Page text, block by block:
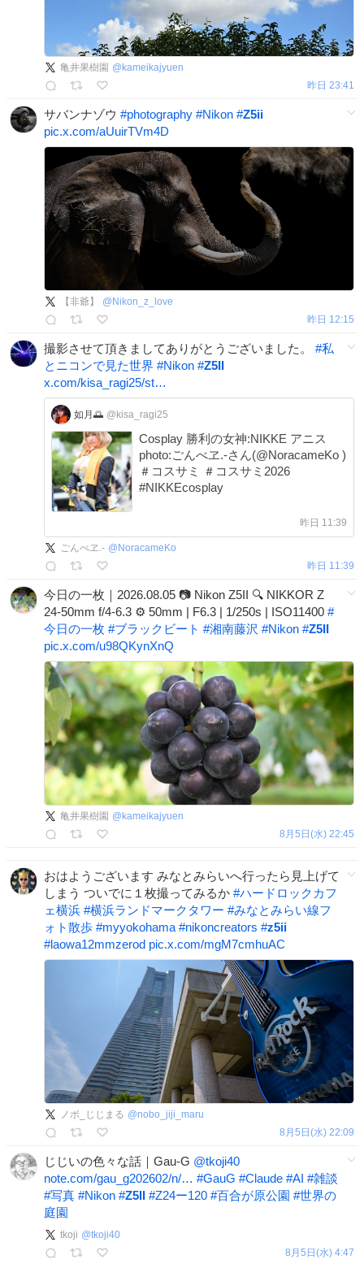
亀井果樹園 @ kameikajyuen
昨日 23:41
サバンナゾウ #photography #Nikon #Z5ii
pic.x.com/aUuirTVm4D
【非爺】 @ Nikon_z_love
昨日 12:15
撮影させて頂きましてありがとうございました。 #私
とニコンで見た世界 #Nikon #Z5II
x.com/kisa_ragi25/st…
如月🌅 @kisa_ragi25
Cosplay 勝利の女神:NIKKE アニス
photo:ごんべヱ.-さん(@NoracameKo )
＃コスサミ ＃コスサミ2026
#NIKKEcosplay
昨日 11:39
ごんべヱ.- @ NoracameKo
昨日 11:39
今日の一枚｜2026.08.05 📷 Nikon Z5II 🔍 NIKKOR Z
24-50mm f/4-6.3 ⚙️ 50mm | F6.3 | 1/250s | ISO11400 #
今日の一枚 #ブラックビート #湘南藤沢 #Nikon #Z5II
pic.x.com/u98QKynXnQ
亀井果樹園 @ kameikajyuen
8月5日(水) 22:45
おはようございます みなとみらいへ行ったら見上げて
しまう ついでに１枚撮ってみるか #ハードロックカフ
ェ横浜 #横浜ランドマークタワー #みなとみらい線フ
ォト散歩 #myyokohama #nikoncreators #z5ii
#laowa12mmzerod pic.x.com/mgM7cmhuAC
ノボ_じじまる @nobo_jiji_maru
8月5日(水) 22:09
じじいの色々な話｜Gau-G @tkoji40
note.com/gau_g202602/n/… #GauG #Claude #AI #雑談
#写真 #Nikon #Z5II #Z24ー120 #百合が原公園 #世界の
庭園
tkoji @tkoji40
8月5日(水) 4:47